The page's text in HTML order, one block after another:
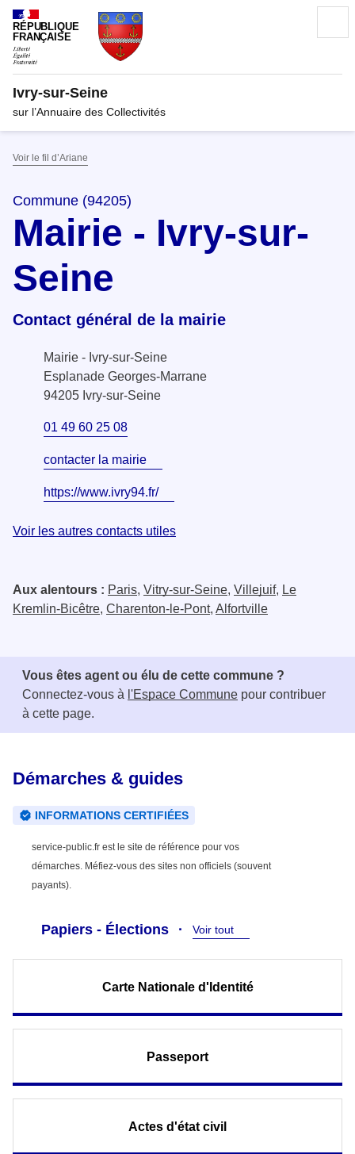
RÉPUBLIQUE
FRANÇAISE
Ivry-sur-Seine
sur l’Annuaire des Collectivités
Voir le fil d’Ariane
Commune (94205)
Mairie - Ivry-sur-
Seine
Contact général de la mairie
Mairie - Ivry-sur-Seine
Esplanade Georges-Marrane
94205 Ivry-sur-Seine
01 49 60 25 08
contacter la mairie
https://www.ivry94.fr/
Voir les autres contacts utiles
Aux alentours : Paris, Vitry-sur-Seine, Villejuif, Le
Kremlin-Bicêtre, Charenton-le-Pont, Alfortville
Vous êtes agent ou élu de cette commune ?
Connectez-vous à l'Espace Commune pour contribuer
à cette page.
Démarches & guides
INFORMATIONS CERTIFIÉES
service-public.fr est le site de référence pour vos
démarches. Méfiez-vous des sites non officiels (souvent
payants).
Papiers - Élections Voir tout
Carte Nationale d'Identité
Passeport
Actes d'état civil